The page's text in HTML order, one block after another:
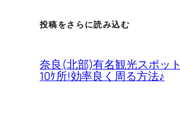
投稿をさらに読み込む
奈良(北部)有名観光スポット
10ｹ所!効率良く周る方法♪